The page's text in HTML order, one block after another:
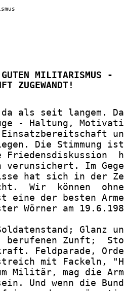
MILITARISMUS -
ZUGEWANDT!